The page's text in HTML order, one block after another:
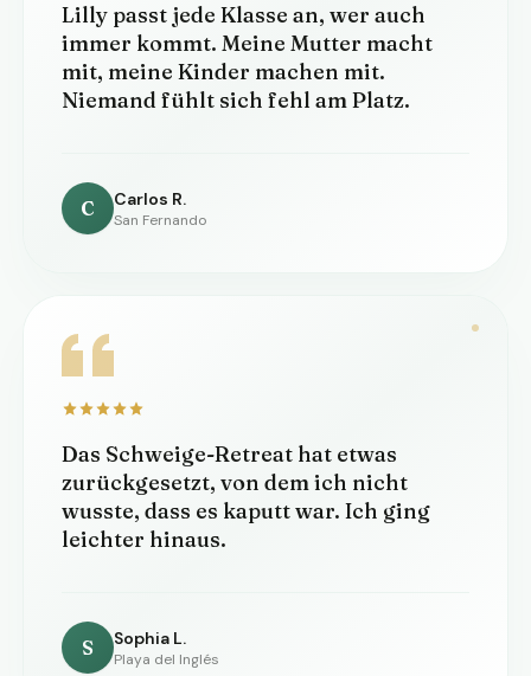
Lilly passt jede Klasse an, wer auch
immer kommt. Meine Mutter macht
mit, meine Kinder machen mit.
Niemand fühlt sich fehl am Platz.
C Carlos R.
San Fernando
Das Schweige-Retreat hat etwas
zurückgesetzt, von dem ich nicht
wusste, dass es kaputt war. Ich ging
leichter hinaus.
S Sophia L.
Playa del Inglés